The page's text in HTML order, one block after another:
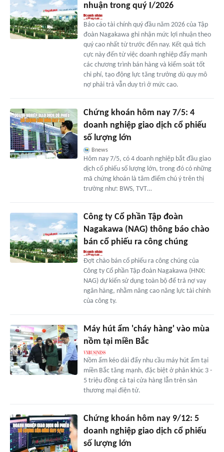
nhuận trong quý I/2026
Báo cáo tài chính quý đầu năm 2026 của Tập
đoàn Nagakawa ghi nhận mức lợi nhuận theo
quý cao nhất từ trước đến nay. Kết quả tích
cực này đến từ việc doanh nghiệp đẩy mạnh
các chương trình bán hàng và kiểm soát tốt
chi phí, tạo động lực tăng trưởng dù quy mô
nợ phải trả vẫn duy trì ở mức cao.
Chứng khoán hôm nay 7/5: 4
doanh nghiệp giao dịch cổ phiếu
số lượng lớn
Bnews
Hôm nay 7/5, có 4 doanh nghiệp bắt đầu giao
dịch cổ phiếu số lượng lớn, trong đó có những
mã chứng khoán là tâm điểm chú ý trên thị
trường như: BWS, TVT…
Công ty Cổ phần Tập đoàn
Nagakawa (NAG) thông báo chào
bán cổ phiếu ra công chúng
Đợt chào bán cổ phiếu ra công chúng của
Công ty Cổ phần Tập đoàn Nagakawa (HNX:
NAG) dự kiến sử dụng toàn bộ để trả nợ vay
ngân hàng, nhằm nâng cao năng lực tài chính
của công ty.
Máy hút ẩm 'cháy hàng' vào mùa
nồm tại miền Bắc
Nồm ẩm kéo dài đẩy nhu cầu máy hút ẩm tại
miền Bắc tăng mạnh, đặc biệt ở phân khúc 3 -
5 triệu đồng cả tại cửa hàng lẫn trên sàn
thương mại điện tử.
Chứng khoán hôm nay 9/12: 5
doanh nghiệp giao dịch cổ phiếu
số lượng lớn